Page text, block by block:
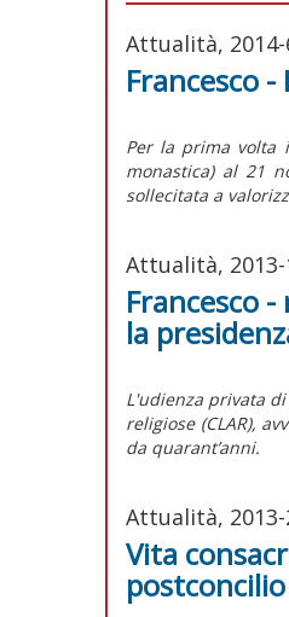
Attualità,
Francesco
Per la prima volta
monastica) al 21
sollecitata a
Attualità, 2013-
Francesco
la
L'udienza privata
religiose (CLAR),
da quarant’anni.
Attualità, 2013-
Vita